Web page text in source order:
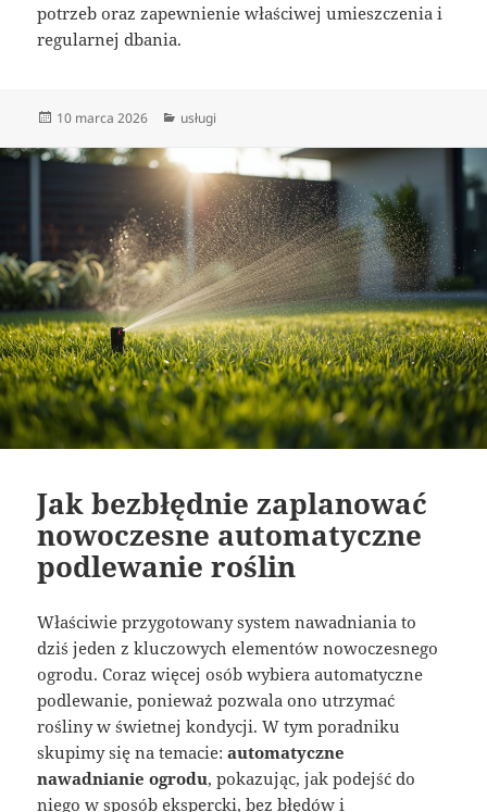
potrzeb oraz zapewnienie właściwej umieszczenia i
regularnej dbania.
Data
10 marca 2026 Kategorie
usługi
Jak bezbłędnie zaplanować
nowoczesne automatyczne
podlewanie roślin
Właściwie przygotowany system nawadniania to
dziś jeden z kluczowych elementów nowoczesnego
ogrodu. Coraz więcej osób wybiera automatyczne
podlewanie, ponieważ pozwala ono utrzymać
rośliny w świetnej kondycji. W tym poradniku
skupimy się na temacie:automatyczne
nawadnianie ogrodu, pokazując, jak podejść do
niego w sposób ekspercki, bez błędów i